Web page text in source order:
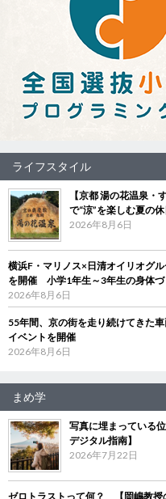
ライフスタイル
【京都 湯の花温泉
で“涼”を楽しむ夏の
2026年8月6日
横浜F・マリノス×日清オイリオグ
を開催 小学1年生～3年生の身体づ
2026年8月6日
55年間、京の街を走り続けてきた
イベントを開催
2026年8月6日
まめ学
写真に埋まっている
デジタル指南】
2026年7月22日
ゼロトラストって何？ 【岡嶋教授